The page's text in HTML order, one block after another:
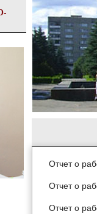
Отчет о
Отчет о
Отчет о